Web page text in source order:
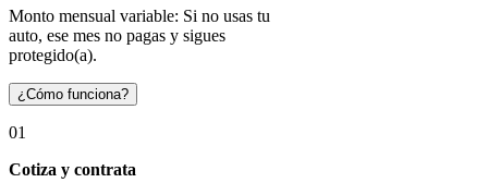
Monto mensual variable: Si no usas tu
auto, ese mes no pagas y sigues
protegido(a).
¿Cómo funciona?
01
Cotiza y contrata